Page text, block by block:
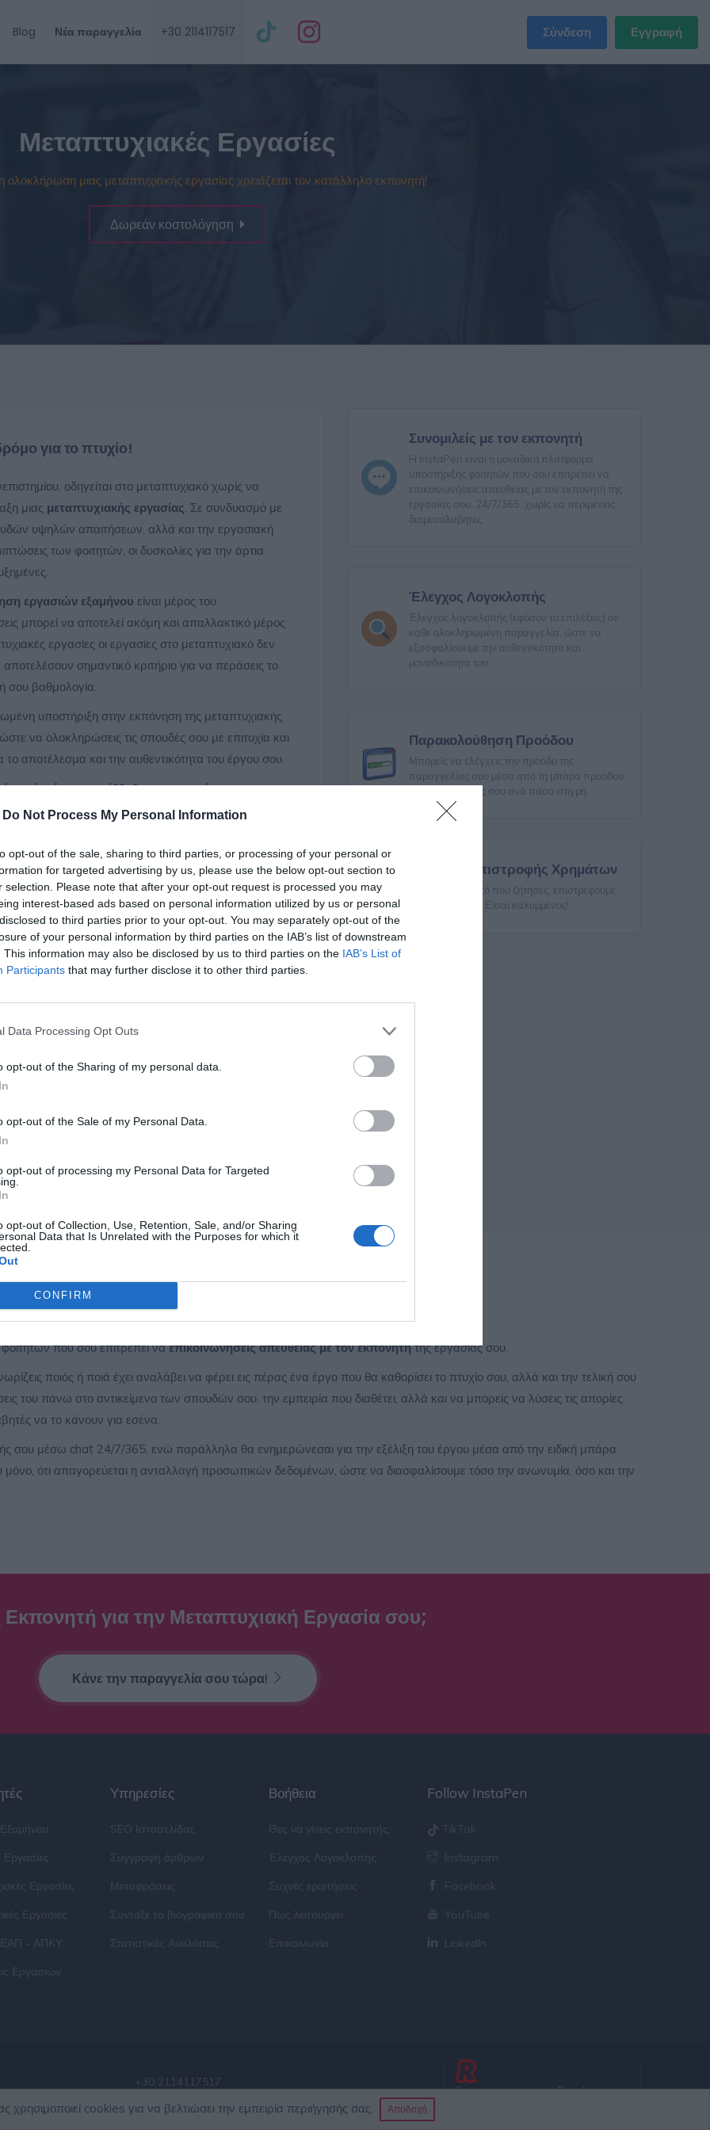
Do Not Process My Personal Information
opt-out of the sale, sharing to third parties, or processing of your personal or
for targeted advertising by us, please use the below opt-out section to
selection. Please note that after your opt-out request is processed you may
interest-based ads based on personal information utilized by us or personal
to third parties prior to your opt-out. You may separately opt-out of the
of your personal information by third parties on the IAB’s list of downstream
This information may also be disclosed by us to third parties on the IAB’s List of
Participants that may further disclose it to other third parties.
Data Processing Opt Outs
opt-out of the Sharing of my personal data.
opt-out of the Sale of my Personal Data.
opt-out of processing my Personal Data for Targeted
opt-out of Collection, Use, Retention, Sale, and/or Sharing
Data that Is Unrelated with the Purposes for which it
CONFIRM
Blog Νέα παραγγελία +30 2114117517 Σύνδεση Εγγραφή
Μεταπτυχιακές Εργασίες
ολοκλήρωση μιας μεταπτυχιακής εργασίας χρειάζεται τον κατάλληλο εκπονητή!
Δωρεάν κοστολόγηση
για το πτυχίο!
οδηγείται στο μεταπτυχιακό χωρίς να
μιας μεταπτυχιακής εργασίας. Σε συνδυασμό με
υψηλών απαιτήσεων, αλλά και την εργασιακή
των φοιτητών, οι δυσκολίες για την άρτια
εργασιών εξαμήνου είναι μέρος του
μπορεί να αποτελεί ακόμη και απαλλακτικό μέρος
εργασίες οι εργασίες στο μεταπτυχιακό δεν
σημαντικό κριτήριο για να περάσεις το
σου βαθμολογία.
υποστήριξη στην εκπόνηση της μεταπτυχιακής
να ολοκληρώσεις τις σπουδές σου με επιτυχία και
το αποτέλεσμα και την αυθεντικότητα του έργου σου.
ποιός είναι ο κατάλληλος εκπονητήςγια τη
αγοράσεις την προσφορά!
μας, θα λάβεις προσφορές από εκπονητές με
ώστε να επιλέξεις τον/τον κατάλληλο/η για ’σενα.
τους συντάκτες και τους εκπονητές μας, ώστε να
που θα λάβεις θα διακρίνεται για την
πρωτοτυπία του
μπορούμε να αναλάβουμε και την
Συνομιλείς με τον εκπονητή
H InstaPen είναι η μοναδική πλατφόρμα
υποστήριξης φοιτητών που σου επιτρέπει να
επικοινωνήσεις απευθείας με τον εκπονητή της
εργασίας σου, 24/7/365, χωρίς να περιμένεις
διαμεσολαβητές.
Έλεγχος Λογοκλοπής
Έλεγχος λογοκλοπής (εφόσον το επιλέξεις) σε
κάθε ολοκληρωμένη παραγγελία, ώστε να
εξασφαλίσουμε την αυθεντικότητα και
μοναδικότητα του.
Παρακολούθηση Προόδου
Μπορείς να ελέγχεις την πρόοδο της
παραγγελίας σου μέσα από τη μπάρα προόδου
της παραγγελίας σου ανά πάσα στιγμή.
Εγγύηση Επιστροφής Χρημάτων
Αν δε λάβεις αυτό που ζήτησες, επιστρέφουμε
τα χρήματά σου. Είσαι καλυμμένος!
που σου επιτρέπει ναεπικοινωνήσεις απευθείας με τον εκπονητήτης εργασίας σου.
ποιός ή ποιά έχει αναλάβει να φέρει εις πέρας ένα έργο που θα καθορίσει το πτυχίο σου, αλλά και την τελική σου
του πάνω στο αντικείμενο των σπουδών σου, την εμπειρία που διαθέτει, αλλά και να μπορείς να λύσεις τις απορίες
να το κάνουν για εσένα.
σου μέσω chat 24/7/365, ενώ παράλληλα θα ενημερώνεσαι για την εξέλιξη του έργου μέσα από την ειδική μπάρα
ότι απαγορεύεται η ανταλλαγή προσωπικών δεδομένων, ώστε να διασφαλίσουμε τόσο την ανωνυμία, όσο και την
Εκπονητή για την Μεταπτυχιακή Εργασία σου;
Κάνε την παραγγελία σου τώρα!
Εργασίες
Εργασίες
Εργασίες
ΕΑΠ - ΑΠΚΥ
Εργασιών
Υπηρεσίες
SEO Ιστοσελίδας
Συγγραφή άρθρων
Μεταφράσεις
Σύνταξε το βιογραφικό σου
Στατιστικές Αναλύσεις
Βοήθεια
Θες να γίνεις εκπονητής;
Έλεγχος Λογοκλοπής
Συχνές ερωτήσεις
Πως λειτουργεί
Επικοινωνία
Follow InstaPen
TikTok
Instagram
Facebook
YouTube
LinkedIn
+30 2114117517
Secure payments byRevolut
χρησιμοποιεί cookies για να βελτιώσει την εμπειρία περιήγησής σας. Αποδοχή